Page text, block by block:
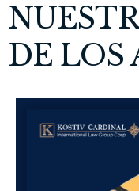
DE LOS